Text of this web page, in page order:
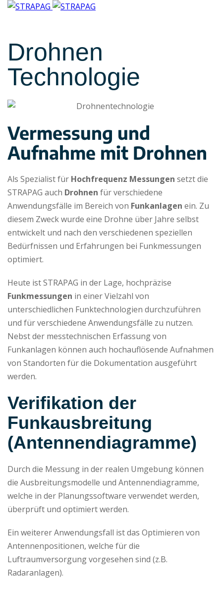
Drohnen
Technologie
Vermessung und
Aufnahme mit Drohnen
Als Spezialist für Hochfrequenz Messungen setzt die
STRAPAG auch Drohnen für verschiedene
Anwendungsfälle im Bereich von Funkanlagen ein. Zu
diesem Zweck wurde eine Drohne über Jahre selbst
entwickelt und nach den verschiedenen speziellen
Bedürfnissen und Erfahrungen bei Funkmessungen
optimiert.
Heute ist STRAPAG in der Lage, hochpräzise
Funkmessungen in einer Vielzahl von
unterschiedlichen Funktechnologien durchzuführen
und für verschiedene Anwendungsfälle zu nutzen.
Nebst der messtechnischen Erfassung von
Funkanlagen können auch hochauflösende Aufnahmen
von Standorten für die Dokumentation ausgeführt
werden.
Verifikation der
Funkausbreitung
(Antennendiagramme)
Durch die Messung in der realen Umgebung können
die Ausbreitungsmodelle und Antennendiagramme,
welche in der Planungssoftware verwendet werden,
überprüft und optimiert werden.
Ein weiterer Anwendungsfall ist das Optimieren von
Antennenpositionen, welche für die
Luftraumversorgung vorgesehen sind (z.B.
Radaranlagen).